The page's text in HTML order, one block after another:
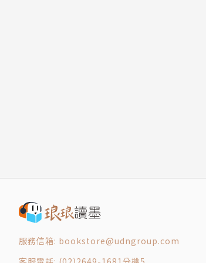
服務信箱: bookstore@udngroup.com